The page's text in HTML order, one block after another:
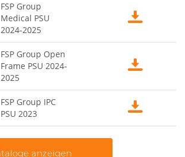
FSP Group
Medical PSU
2024-2025
FSP Group Open
Frame PSU 2024-
2025
FSP Group IPC
PSU 2023